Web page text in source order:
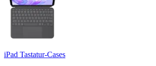
iPad Tastatur-Cases